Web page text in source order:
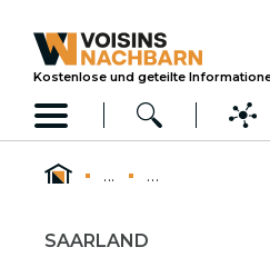
Kostenlose und geteilte
... ...
SAARLAND